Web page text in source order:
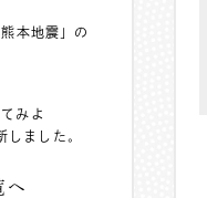
熊本地震」の
みよ
しました。
へ